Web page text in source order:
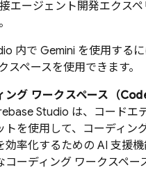
エージェント開発エクス
内で Gemini を使用する
スペースを使用できます。
ング ワークスペース（
Studio は、コードエ
トを使用して、コーディン
効率化するための AI 支援
コーディング ワークスペー